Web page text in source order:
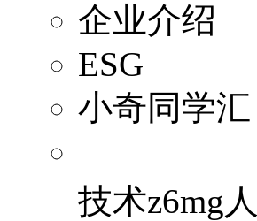
企业介绍
ESG
小奇同学汇
技术z6mg